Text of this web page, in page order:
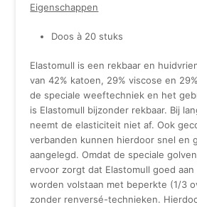
Eigenschappen
Doos à 20 stuks
Elastomull is een rekbaar en
van 42% katoen, 29% viscose en
de speciale weeftechniek en het
is Elastomull bijzonder rekbaar. Bij
neemt de elasticiteit niet af. Ook
verbanden kunnen hierdoor snel en
aangelegd. Omdat de speciale
ervoor zorgt dat Elastomull goed
worden volstaan met beperkte (1/3
zonder renversé-technieken.